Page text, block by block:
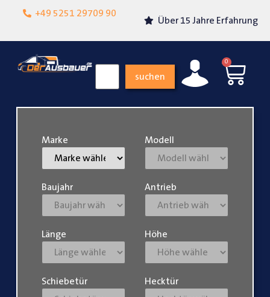
+49 5251 29709 90
Lokalgeschäft in
Über 15 Jahre Erfahrung
suchen
0
Marke Modell
Baujahr Antrieb
Länge Höhe
Schiebetür Hecktür